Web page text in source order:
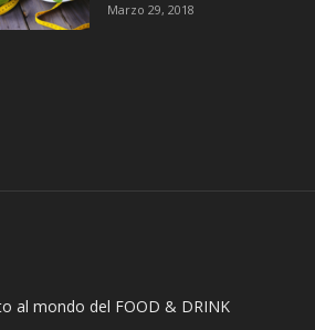
Marzo 29, 2018
al mondo del FOOD & DRINK